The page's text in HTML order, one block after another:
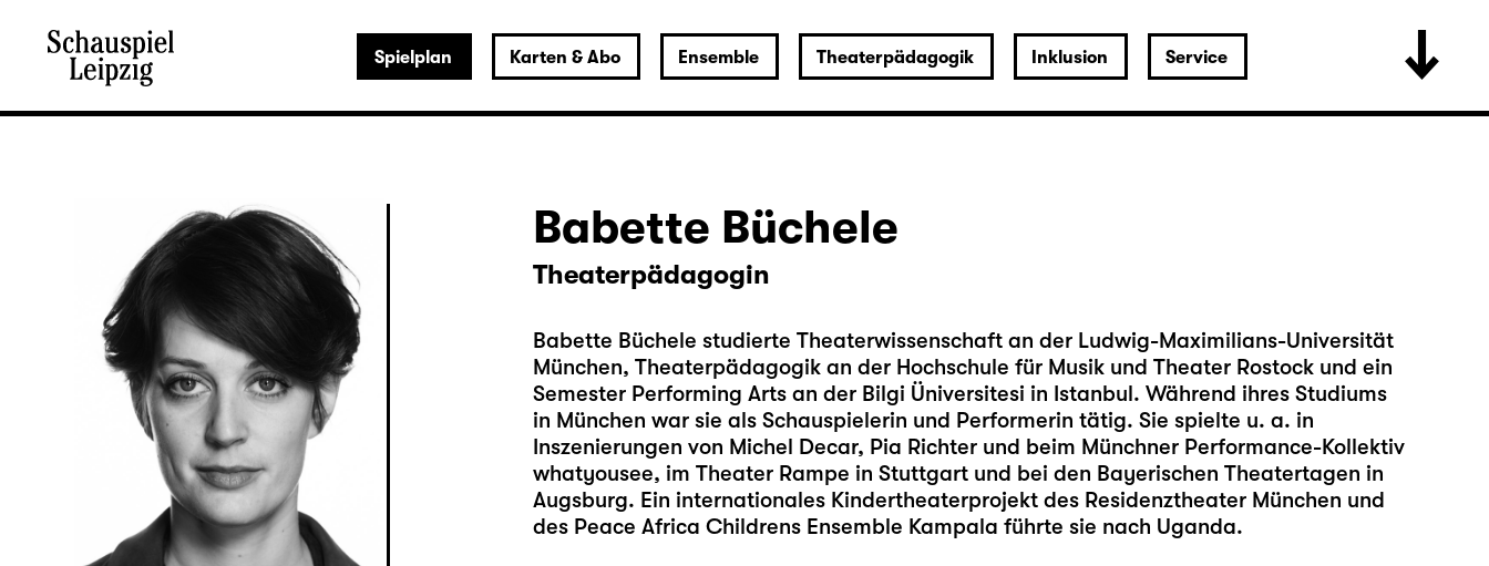
Spielplan Karten & Abo Ensemble Theaterpädagogik Inklusion Service
Babette Büchele
Theaterpädagogin
Babette Büchele studierte Theaterwissenschaft an der Ludwig-Maximilians-Universität
München, Theaterpädagogik an der Hochschule für Musik und Theater Rostock und ein
Semester Performing Arts an der Bilgi Üniversitesi in Istanbul. Während ihres Studiums
in München war sie als Schauspielerin und Performerin tätig. Sie spielte u. a. in
Inszenierungen von Michel Decar, Pia Richter und beim Münchner Performance-Kollektiv
whatyousee, im Theater Rampe in Stuttgart und bei den Bayerischen Theatertagen in
Augsburg. Ein internationales Kindertheaterprojekt des Residenztheater München und
des Peace Africa Childrens Ensemble Kampala führte sie nach Uganda.